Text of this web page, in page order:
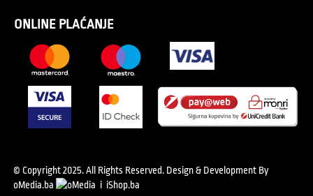
ONLINE PLAĆANJE
© Copyright 2025. All Rights Reserved. Design & Development By
oMedia.ba
i iShop.ba